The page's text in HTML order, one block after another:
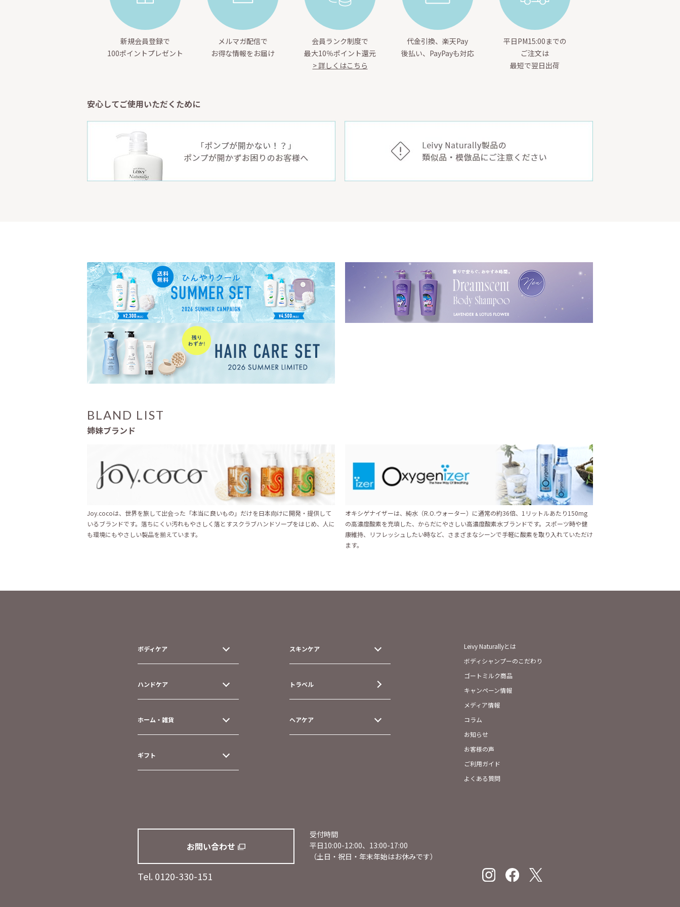
新規会員登録で
100ポイントプレゼント
メルマガ配信で
お得な情報をお届け
会員ランク制度で
最大10％ポイント還元
> 詳しくはこちら
代金引換、楽天Pay
後払い、PayPayも対応
平日PM15:00までの
ご注文は
最短で翌日出荷
安心してご使用いただくために
BLAND LIST
姉妹ブランド
Joy.cocoは、世界を旅して出会った「本当に良いもの」だけを日本向けに開発・提供して
いるブランドです。落ちにくい汚れもやさしく落とすスクラブハンドソープをはじめ、人に
も環境にもやさしい製品を揃えています。
オキシゲナイザーは、純水（R.O.ウォーター）に通常の約36倍、1リットルあたり150mg
の高濃度酸素を充填した、からだにやさしい高濃度酸素水ブランドです。スポーツ時や健
康維持、リフレッシュしたい時など、さまざまなシーンで手軽に酸素を取り入れていただけ
ます。
ボディケア スキンケア
ハンドケア トラベル
ホーム・雑貨 ヘアケア
ギフト
Leivy Naturallyとは
ボディシャンプーのこだわり
ゴートミルク商品
キャンペーン情報
メディア情報
コラム
お知らせ
お客様の声
ご利用ガイド
よくある質問
お問い合わせ
Tel. 0120-330-151
受付時間
平日10:00-12:00、13:00-17:00
（土日・祝日・年末年始はお休みです）